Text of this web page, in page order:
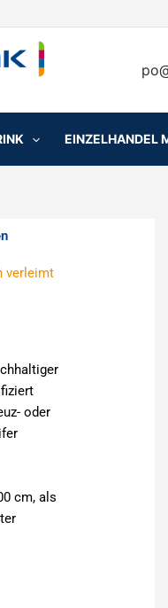
EINZELHANDEL
verleimt
oder
cm, als